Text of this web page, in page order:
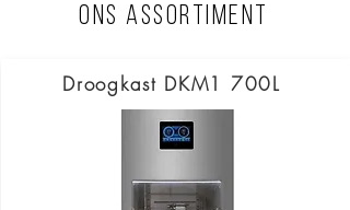
Ons assortiment
Droogkast DKM1 700L